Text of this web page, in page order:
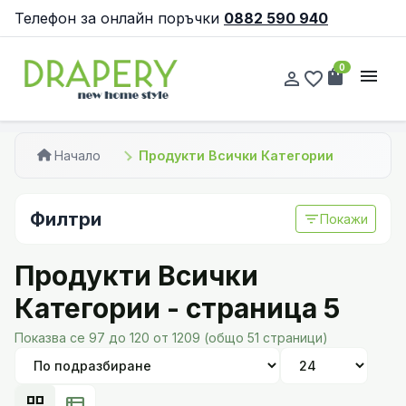
Телефон за онлайн поръчки 0882 590 940
person_outline favorite_border shopping_bag
0 menu
Начало Продукти Всички Категории
Филтри filter_listПокажи
Продукти Всички
Категории - страница 5
Показва се 97 до 120 от 1209 (общо 51 страници)